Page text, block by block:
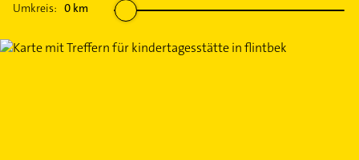
Umkreis: 0 km